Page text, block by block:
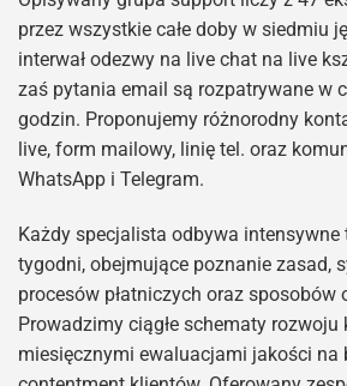
przez wszystkie całe doby w siedmiu
interwał odezwy na live chat na live
zaś pytania email są rozpatrywane w
godzin. Proponujemy różnorodny
live, form mailowy, linię tel. oraz
WhatsApp i Telegram.
Każdy specjalista odbywa intensywne
tygodni, obejmujące poznanie zasad,
procesów płatniczych oraz sposobów
Prowadzimy ciągłe schematy
miesięcznymi ewaluacjami jakości na